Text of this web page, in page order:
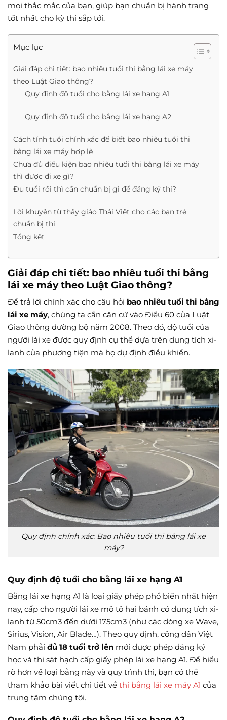
mọi thắc mắc của bạn, giúp bạn chuẩn bị hành trang
tốt nhất cho kỳ thi sắp tới.
Mục lục
Giải đáp chi tiết: bao nhiêu tuổi thi bằng lái xe máy
theo Luật Giao thông?
Quy định độ tuổi cho bằng lái xe hạng A1
Quy định độ tuổi cho bằng lái xe hạng A2
Cách tính tuổi chính xác để biết bao nhiêu tuổi thi
bằng lái xe máy hợp lệ
Chưa đủ điều kiện bao nhiêu tuổi thi bằng lái xe máy
thì được đi xe gì?
Đủ tuổi rồi thì cần chuẩn bị gì để đăng ký thi?
Lời khuyên từ thầy giáo Thái Việt cho các bạn trẻ
chuẩn bị thi
Tổng kết
Giải đáp chi tiết: bao nhiêu tuổi thi bằng
lái xe máy theo Luật Giao thông?
Để trả lời chính xác cho câu hỏi bao nhiêu tuổi thi bằng
lái xe máy, chúng ta cần căn cứ vào Điều 60 của Luật
Giao thông đường bộ năm 2008. Theo đó, độ tuổi của
người lái xe được quy định cụ thể dựa trên dung tích xi-
lanh của phương tiện mà họ dự định điều khiển.
Quy định chính xác: Bao nhiêu tuổi thi bằng lái xe
máy?
Quy định độ tuổi cho bằng lái xe hạng A1
Bằng lái xe hạng A1 là loại giấy phép phổ biến nhất hiện
nay, cấp cho người lái xe mô tô hai bánh có dung tích xi-
lanh từ 50cm3 đến dưới 175cm3 (như các dòng xe Wave,
Sirius, Vision, Air Blade…). Theo quy định, công dân Việt
Nam phải đủ 18 tuổi trở lên mới được phép đăng ký
học và thi sát hạch cấp giấy phép lái xe hạng A1. Để hiểu
rõ hơn về loại bằng này và quy trình thi, bạn có thể
tham khảo bài viết chi tiết về thi bằng lái xe máy A1 của
trung tâm chúng tôi.